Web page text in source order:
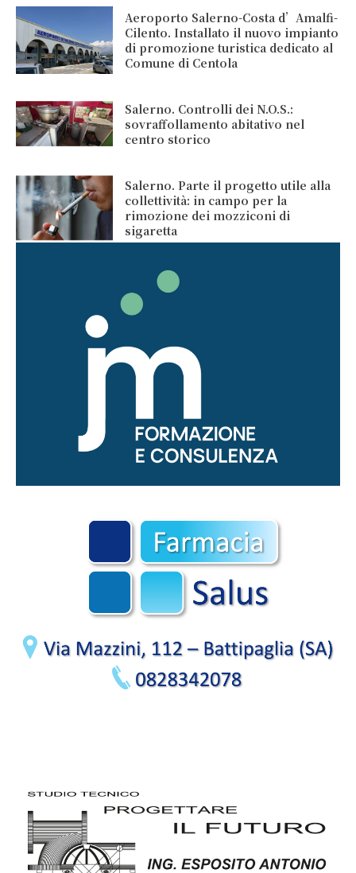
Aeroporto Salerno-Costa d’Amalfi-
Cilento. Installato il nuovo impianto
di promozione turistica dedicato al
Comune di Centola
Salerno. Controlli dei N.O.S.:
sovraffollamento abitativo nel
centro storico
Salerno. Parte il progetto utile alla
collettività: in campo per la
rimozione dei mozziconi di
sigaretta